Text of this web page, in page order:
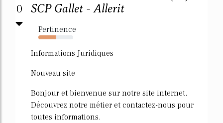
0
SCP Gallet - Allerit
Pertinence
51%
Informations Juridiques
Nouveau site
Bonjour et bienvenue sur notre site internet.
Découvrez notre métier et contactez-nous pour
toutes informations.